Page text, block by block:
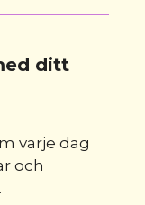
ditt
varje dag
och